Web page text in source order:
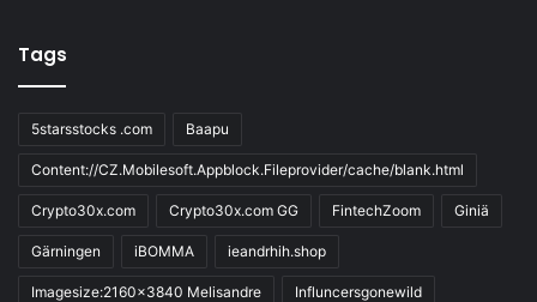
Tags
5starsstocks .com Baapu
Content://CZ.Mobilesoft.Appblock.Fileprovider/cache/blank.html
Crypto30x.com Crypto30x.com GG FintechZoom Giniä
Gärningen iBOMMA ieandrhih.shop
Imagesize:2160x3840 Melisandre Influncersgonewild